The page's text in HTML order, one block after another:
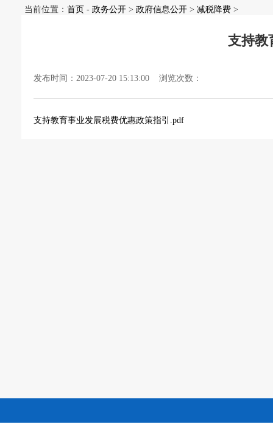
当前位置： 首页 - 政务公开 > 政府信息公开 > 减税降费 >
支持教
发布时间：2023-07-20 15:13:00 浏览次数：
支持教育事业发展税费优惠政策指引.pdf